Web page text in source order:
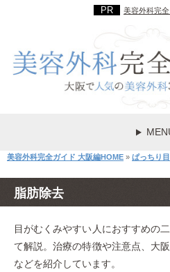
美容外科完
美容外科完全ガイド 大阪編HOME » ぱっちり
脂肪除去
目がむくみやすい人におすすめの
て解説。治療の特徴や注意点、大
などを紹介しています。